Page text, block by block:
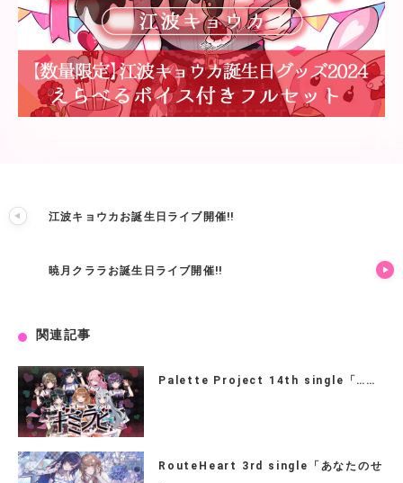
江波キョウカお誕生日ライブ開催!!
暁月クララお誕生日ライブ開催!!
関連記事
Palette Project 14th single「……
RouteHeart 3rd single「あなたのせ